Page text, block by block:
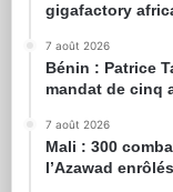
gigafactory
7 août 2026
Bénin : Patrice
mandat de cinq
7 août 2026
Mali : 300
l’Azawad